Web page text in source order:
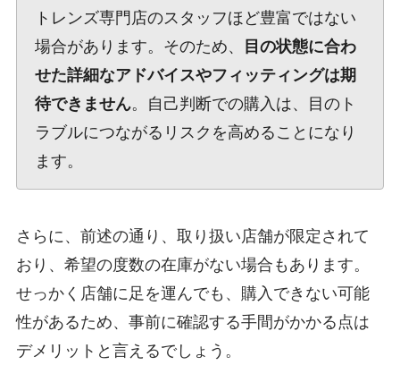
トレンズ専門店のスタッフほど豊富ではない
場合があります。そのため、
目の状態に合わ
せた詳細なアドバイスやフィッティングは期
待できません。自己判断での購入は、目のト
ラブルにつながるリスクを高めることになり
ます。
さらに、前述の通り、取り扱い店舗が限定されて
おり、希望の度数の在庫がない場合もあります。
せっかく店舗に足を運んでも、購入できない可能
性があるため、事前に確認する手間がかかる点は
デメリットと言えるでしょう。